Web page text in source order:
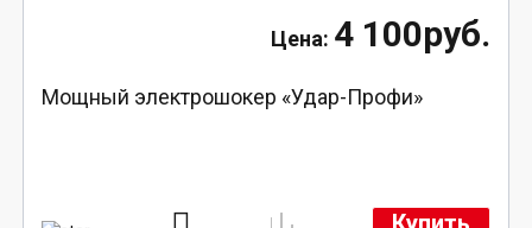
4 100руб.
Мощный электрошокер «Удар-Профи»